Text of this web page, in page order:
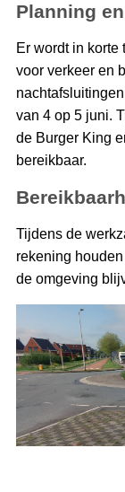
Planning
Er wordt in korte
voor verkeer en
van 4 op 5 juni.
de Burger King
bereikbaar.
Tijdens de
rekening
de omgeving